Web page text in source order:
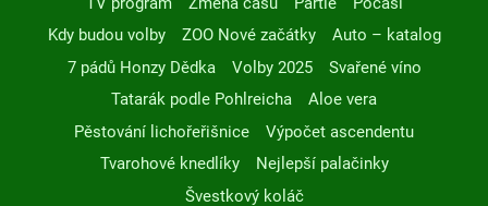
Kdy budou volby
ZOO Nové začátky
Auto – katalog
7 pádů Honzy Dědka
Volby 2025
Svařené víno
Tatarák podle Pohlreicha
Aloe vera
Pěstování lichořeřišnice
Výpočet ascendentu
Tvarohové knedlíky
Nejlepší palačinky
Švestkový koláč